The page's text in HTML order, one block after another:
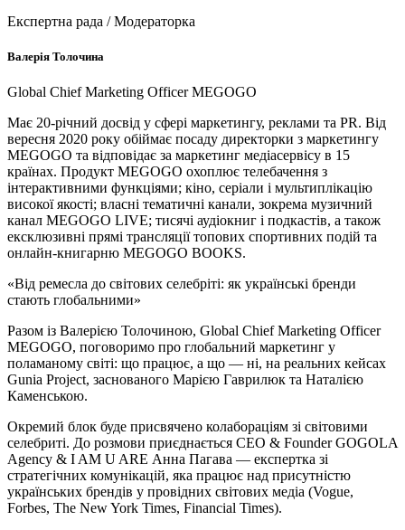
Експертна рада / Модераторка
Валерія Толочина
Global Chief Marketing Officer MEGOGO
Має 20-річний досвід у сфері маркетингу, реклами та PR. Від
вересня 2020 року обіймає посаду директорки з маркетингу
MEGOGO та відповідає за маркетинг медіасервісу в 15
країнах. Продукт MEGOGO охоплює телебачення з
інтерактивними функціями; кіно, серіали і мультиплікацію
високої якості; власні тематичні канали, зокрема музичний
канал MEGOGO LIVE; тисячі аудіокниг і подкастів, а також
ексклюзивні прямі трансляції топових спортивних подій та
онлайн-книгарню MEGOGO BOOKS.
«Від ремесла до світових селебріті: як українські бренди
стають глобальними»
Разом із Валерією Толочиною, Global Chief Marketing Officer
MEGOGO, поговоримо про глобальний маркетинг у
поламаному світі: що працює, а що — ні, на реальних кейсах
Gunia Project, заснованого Марією Гаврилюк та Наталією
Каменською.
Окремий блок буде присвячено колабораціям зі світовими
селебриті. До розмови приєднається CEO & Founder GOGOLA
Agency & I AM U ARE Анна Пагава — експертка зі
стратегічних комунікацій, яка працює над присутністю
українських брендів у провідних світових медіа (Vogue,
Forbes, The New York Times, Financial Times).